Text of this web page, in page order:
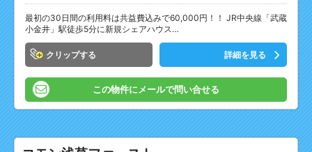
最初の30日間の利用料は共益費込みで60,000円！！ JR中央線「武蔵
小金井」駅徒歩5分に新規シェアハウス…
クリップ 詳細を見る
この物件にメールで問い合せる